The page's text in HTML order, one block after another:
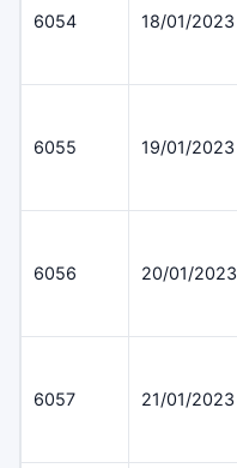
6054 18/01/2023
6055 19/01/2023
6056 20/01/2023
6057 21/01/2023